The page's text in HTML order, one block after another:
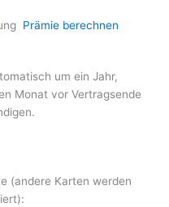
Prämie berechnen
um ein Jahr,
Monat vor Vertragsende
(andere Karten werden